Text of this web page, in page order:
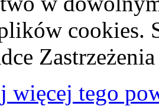
cookies.
więcej tego